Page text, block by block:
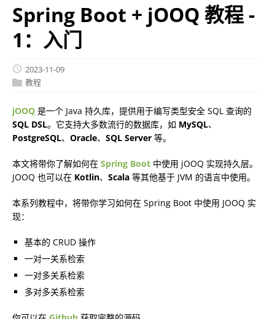
Spring Boot + jOOQ 教程 -
1：入门
2023-11-09
教程
jOOQ 是一个 Java 持久库，提供用于编写类型安全 SQL 查询的
SQL DSL。它支持大多数流行的数据库，如 MySQL、
PostgreSQL、 Oracle、 SQL Server 等。
本文将带你了解如何在 Spring Boot 中使用 jOOQ 实现持久层。
JOOQ 也可以在 Kotlin、 Scala 等其他基于 JVM 的语言中使用。
本系列教程中，将带你学习如何在 Spring Boot 中使用 JOOQ 实
现：
基本的 CRUD 操作
一对一关系检索
一对多关系检索
多对多关系检索